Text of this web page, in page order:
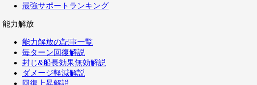
最強サポートランキング
能力解放
能力解放の記事一覧
毎ターン回復解説
封じ&船長効果無効解説
ダメージ軽減解説
回復上昇解説